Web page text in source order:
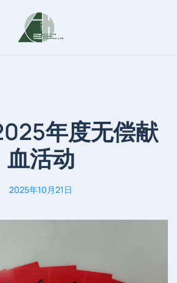
年度无偿献
血活动
2025年10月21日